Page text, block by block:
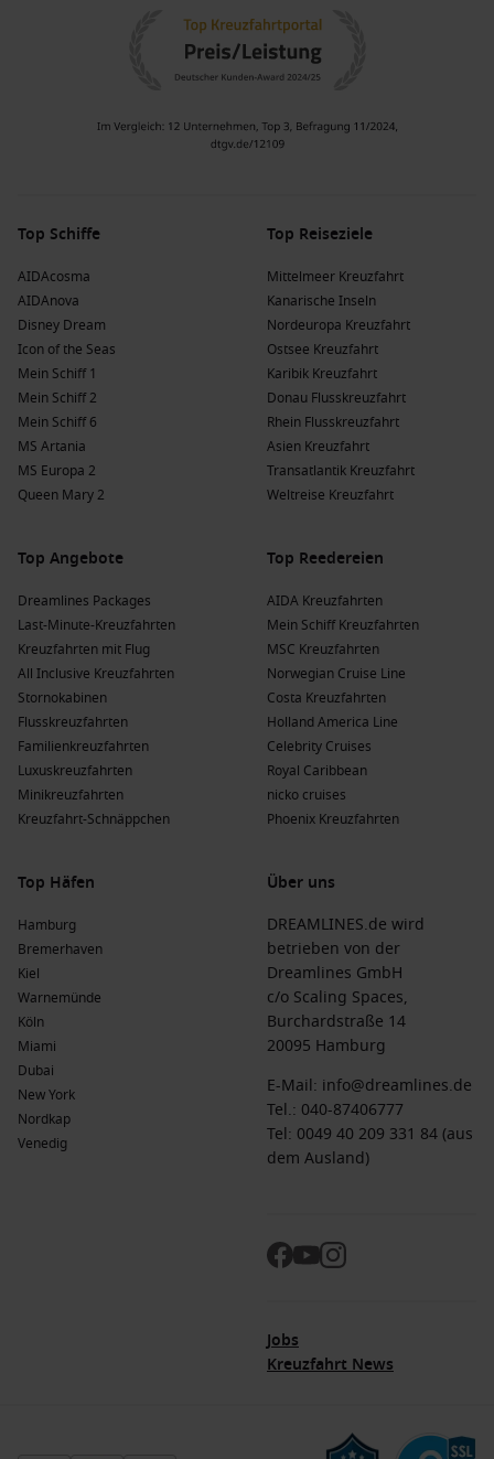
Top Schiffe
AIDAcosma
AIDAnova
Disney Dream
Icon of the Seas
Mein Schiff 1
Mein Schiff 2
Mein Schiff 6
MS Artania
MS Europa 2
Queen Mary 2
Top Reiseziele
Mittelmeer Kreuzfahrt
Kanarische Inseln
Nordeuropa Kreuzfahrt
Ostsee Kreuzfahrt
Karibik Kreuzfahrt
Donau Flusskreuzfahrt
Rhein Flusskreuzfahrt
Asien Kreuzfahrt
Transatlantik Kreuzfahrt
Weltreise Kreuzfahrt
Top Angebote
Dreamlines Packages
Last-Minute-Kreuzfahrten
Kreuzfahrten mit Flug
All Inclusive Kreuzfahrten
Stornokabinen
Flusskreuzfahrten
Familienkreuzfahrten
Luxuskreuzfahrten
Minikreuzfahrten
Kreuzfahrt-Schnäppchen
Top Reedereien
AIDA Kreuzfahrten
Mein Schiff Kreuzfahrten
MSC Kreuzfahrten
Norwegian Cruise Line
Costa Kreuzfahrten
Holland America Line
Celebrity Cruises
Royal Caribbean
nicko cruises
Phoenix Kreuzfahrten
Top Häfen
Hamburg
Bremerhaven
Kiel
Warnemünde
Köln
Miami
Dubai
New York
Nordkap
Venedig
Über uns
DREAMLINES.de wird
betrieben von der
Dreamlines GmbH
c/o Scaling Spaces,
Burchardstraße 14
20095 Hamburg
E-Mail: info@dreamlines.de
Tel.: 040-87406777
Tel: 0049 40 209 331 84 (aus
dem Ausland)
Jobs
Kreuzfahrt News